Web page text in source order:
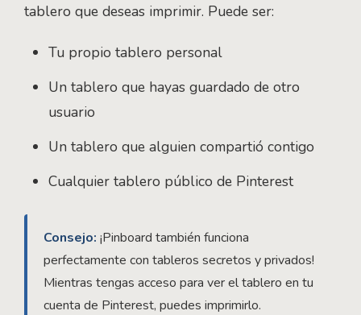
tablero que deseas imprimir. Puede ser:
Tu propio tablero personal
Un tablero que hayas guardado de otro
usuario
Un tablero que alguien compartió contigo
Cualquier tablero público de Pinterest
Consejo: ¡Pinboard también funciona
perfectamente con tableros secretos y privados!
Mientras tengas acceso para ver el tablero en tu
cuenta de Pinterest, puedes imprimirlo.